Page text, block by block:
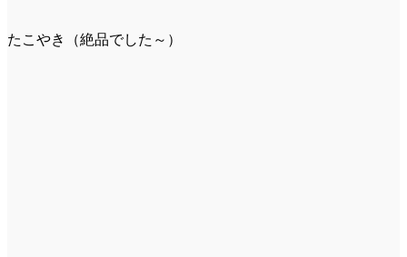
たこやき（絶品でした～）